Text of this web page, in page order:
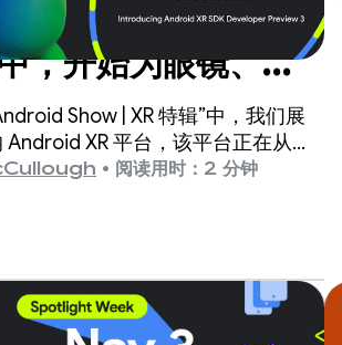
Show |
，开始为眼镜、
新设备等构建
Show | XR 特辑”中，我们展
XR 平台，该平台正在从根
在为整个 XR 生态系统带来统一的
• 阅读用时：2 分钟